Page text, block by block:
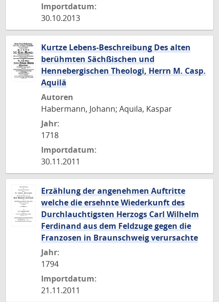
Importdatum:
30.10.2013
Kurtze Lebens-Beschreibung Des alten
berühmten Sächßischen und
Hennebergischen Theologi, Herrn M. Casp.
Aquilä
Autoren
Habermann, Johann; Aquila, Kaspar
Jahr:
1718
Importdatum:
30.11.2011
Erzählung der angenehmen Auftritte
welche die ersehnte Wiederkunft des
Durchlauchtigsten Herzogs Carl Wilhelm
Ferdinand aus dem Feldzuge gegen die
Franzosen in Braunschweig verursachte
Jahr:
1794
Importdatum:
21.11.2011